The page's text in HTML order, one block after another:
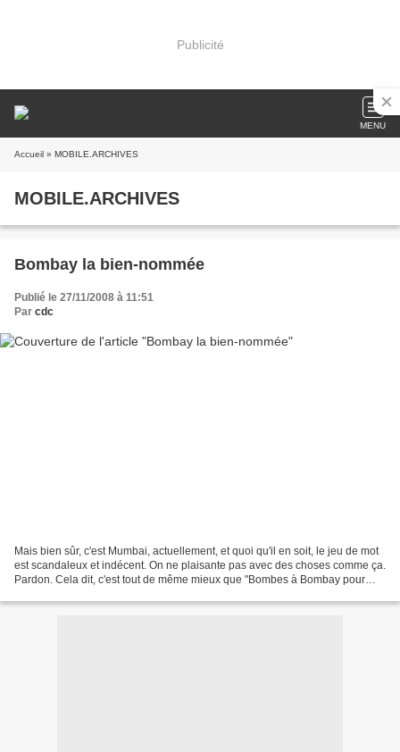
Publicité
MENU
Accueil » MOBILE.ARCHIVES
MOBILE.ARCHIVES
Bombay la bien-nommée
Publié le 27/11/2008 à 11:51
Par cdc
Mais bien sûr, c'est Mumbai, actuellement, et quoi qu'il en soit, le jeu de mot
est scandaleux et indécent. On ne plaisante pas avec des choses comme ça.
Pardon. Cela dit, c'est tout de même mieux que "Bombes à Bombay pour